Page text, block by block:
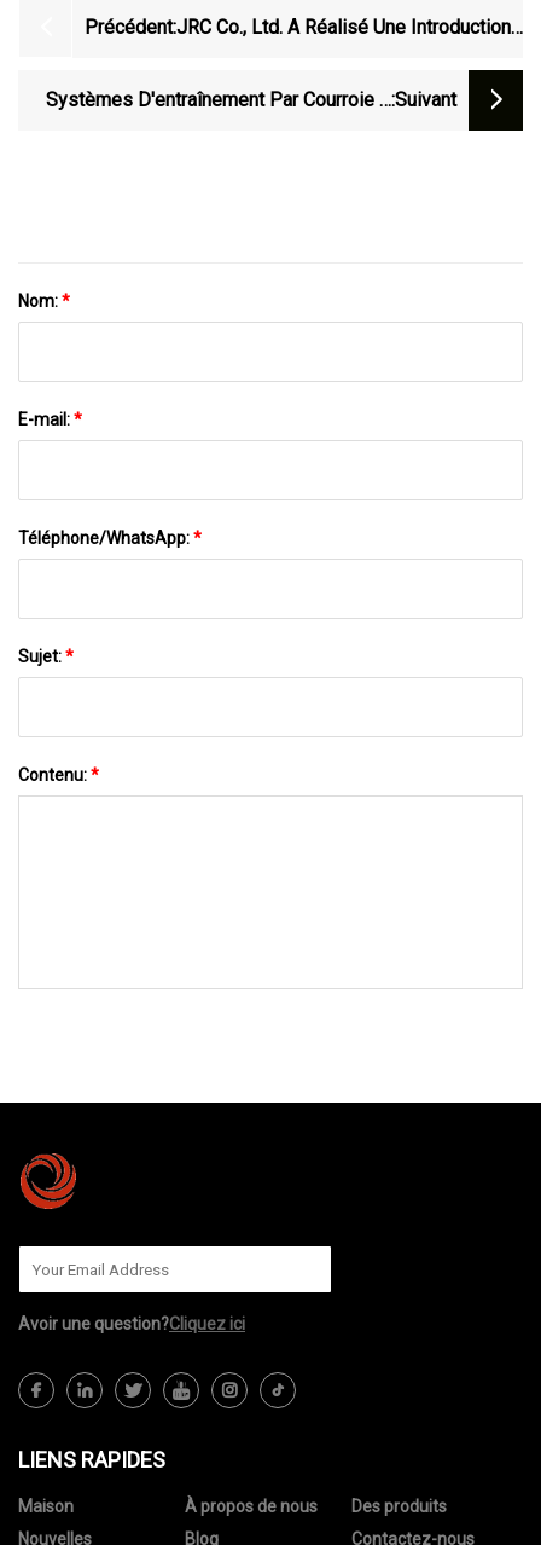
Précédent:JRC Co., Ltd. A Réalisé Une Introduction
Milliards De Yens.
Systèmes D'entraînement Par Courroie À:suivant
Nom:*
E-mail:*
Téléphone/WhatsApp:*
Sujet:*
Contenu:*
Avoir une question?Cliquez ici
LIENS RAPIDES
Maison À propos de nous
Des produits
Nouvelles
Blog Contactez-nous